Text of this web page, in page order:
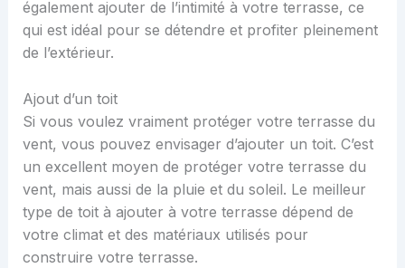
également ajouter de l’intimité à votre terrasse, ce
qui est idéal pour se détendre et profiter pleinement
de l’extérieur.
Ajout d’un toit
Si vous voulez vraiment protéger votre terrasse du
vent, vous pouvez envisager d’ajouter un toit. C’est
un excellent moyen de protéger votre terrasse du
vent, mais aussi de la pluie et du soleil. Le meilleur
type de toit à ajouter à votre terrasse dépend de
votre climat et des matériaux utilisés pour
construire votre terrasse.